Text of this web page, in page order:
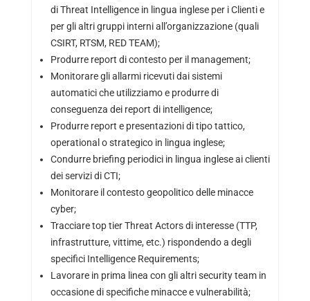
di Threat Intelligence in lingua inglese per i Clienti e
per gli altri gruppi interni all’organizzazione (quali
CSIRT, RTSM, RED TEAM);
Produrre report di contesto per il management;
Monitorare gli allarmi ricevuti dai sistemi
automatici che utilizziamo e produrre di
conseguenza dei report di intelligence;
Produrre report e presentazioni di tipo tattico,
operational o strategico in lingua inglese;
Condurre briefing periodici in lingua inglese ai clienti
dei servizi di CTI;
Monitorare il contesto geopolitico delle minacce
cyber;
Tracciare top tier Threat Actors di interesse (TTP,
infrastrutture, vittime, etc.) rispondendo a degli
specifici Intelligence Requirements;
Lavorare in prima linea con gli altri security team in
occasione di specifiche minacce e vulnerabilità;